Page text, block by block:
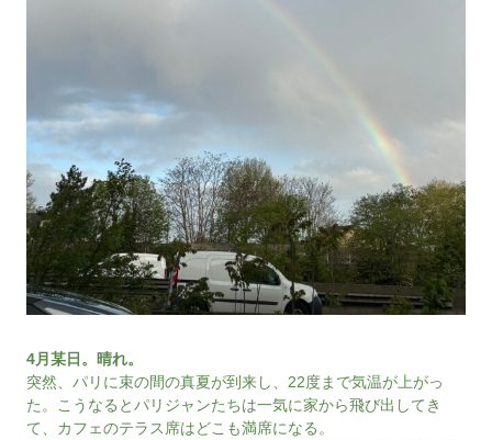
4月某日。晴れ。
突然、パリに束の間の真夏が到来し、22度まで気温が上がっ
た。こうなるとパリジャンたちは一気に家から飛び出してき
て、カフェのテラス席はどこも満席になる。